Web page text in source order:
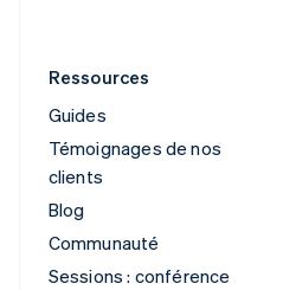
Ressources
Guides
Témoignages de nos
clients
Blog
Communauté
Sessions : conférence